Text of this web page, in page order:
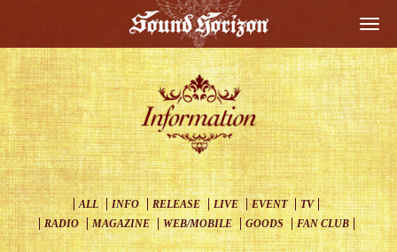
ALL INFO RELEASE LIVE EVENT
TV
RADIO
MAGAZINE WEB/MOBILE GOODS FAN CLUB